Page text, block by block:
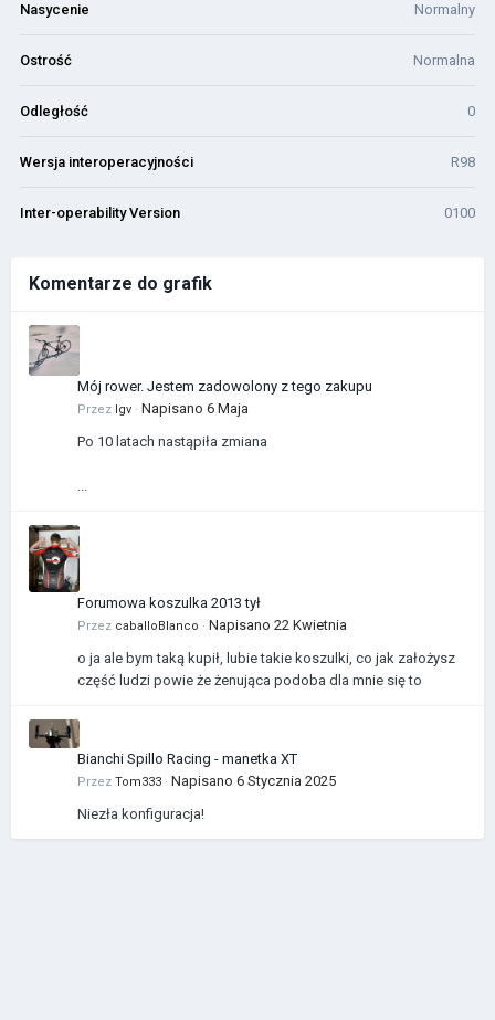
Nasycenie Normalny
Ostrość Normalna
Odległość 0
Wersja interoperacyjności R98
Inter-operability Version 0100
Komentarze do grafik
Mój rower. Jestem zadowolony z tego zakupu
Przez Igv · Napisano 6 Maja
Po 10 latach nastąpiła zmiana
...
Forumowa koszulka 2013 tył
Przez caballoBlanco · Napisano 22 Kwietnia
o ja ale bym taką kupił, lubie takie koszulki, co jak założysz
część ludzi powie że żenująca podoba dla mnie się to
Bianchi Spillo Racing - manetka XT
Przez Tom333 · Napisano 6 Stycznia 2025
Niezła konfiguracja!